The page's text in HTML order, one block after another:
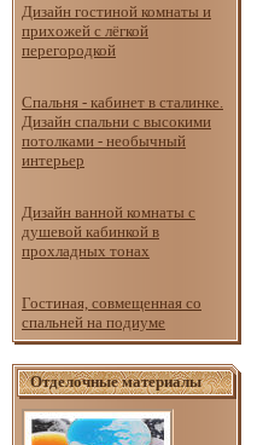
Дизайн гостиной комнаты и
прихожей с лёгкой
перегородкой
Спальня - кабинет в сталинке.
Дизайн спальни с высокими
потолками - необычный
интерьер
Дизайн ванной комнаты с
душевой кабинкой в
прохладных тонах
Гостиная, совмещенная со
спальней на подиуме
Отделочные материалы